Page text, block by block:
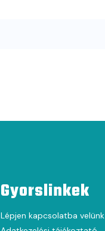
Gyorslinkek
Lépjen kapcsolatba velünk